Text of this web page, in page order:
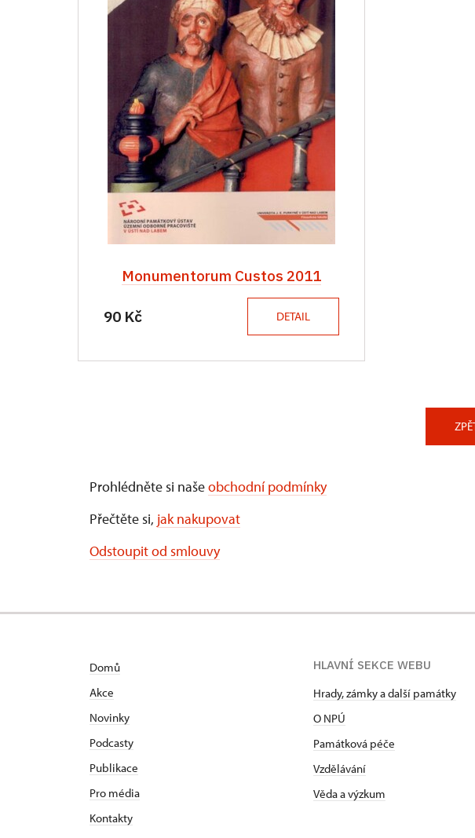
Monumentorum Custos 2011
90 Kč DETAIL
Prohlédněte si našeobchodní podmínky
Přečtěte si, jak nakupovat
Odstoupit od smlouvy
Domů
Akce
Novinky
Podcasty
Publikace
Pro média
Kontakty
HLAVNÍ SEKCE WEBU
Hrady, zámky a další památky
O NPÚ
Památková péče
Vzdělávání
Věda a výzkum